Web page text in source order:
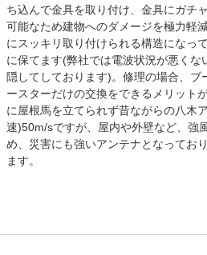
ち込んで金具を取り付け、金具にガチ
可能なため建物へのダメージを極力軽
にスッキリ取り付けられる構造になっ
に保てます(弊社では電波状況が悪く
隠してしております)。修理の場合、
ースターだけの交換をできるメリット
に屋根馬を立てられず昔ながらの八木
速)50m/sですが、屋内や外壁など、強
め、災害にも強いアンテナとなってお
ます。